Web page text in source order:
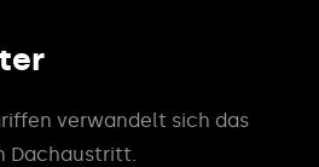
verwandelt sich das
Dachaustritt.